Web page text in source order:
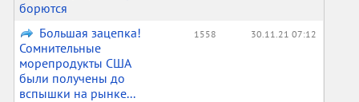
борются
Большая зацепка!
Сомнительные
морепродукты США
были получены до
вспышки на рынке...
1558 30.11.21 07:12